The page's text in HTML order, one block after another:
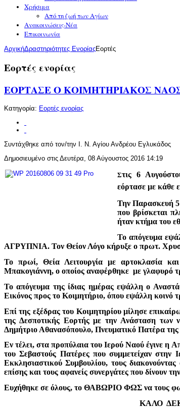
Χρήσιμα
Από τη ζωή των Αγίων
Ανακοινώσεις-Νέα
Επικοινωνία
ΑρχικήΔραστηριότητες ΕνορίαςΕορτές
Εορτές ενορίας
ΕΟΡΤΑΣΕ Ο ΚΟΙΜΗΤΗΡΙΑΚΟΣ
Κατηγορία: Εορτές ενορίας
Συντάχθηκε από τον/την Ι. Ν. Αγίου Ανδρέου Εγλυκάδος
Δημοσιευμένο στις Δευτέρα, 08 Αύγουστος 2016 14:19
Στις 6
εόρτασε με κάθε
Την Παρασκευή 5
που βρίσκεται
ήταν κτήμα του
Το απόγευμα
ΑΓΡΥΠΝΙΑ. Τον Θείον Λόγο κήρυξε ο πρωτ.
Το πρωί, Θεία Λειτουργία με αρτοκλασία
Μπακογιάννη, ο οποίος αναφέρθηκε με γλαφυρό
Το απόγευμα της ίδιας ημέρας εψάλλη ο
Εικόνος προς το Κοιμητήριο, όπου εψάλλη κοινό
Επί της εξέδρας του Κοιμητηρίου μίλησε
της Δεσποτικής Εορτής με την Ανάσταση των
Δημήτριο Αθανασόπουλο, Πνευματικό Πατέρα της
Εν τέλει, στα προπύλαια του Ιερού Ναού έγινε η
του Σεβαστούς Πατέρες που συμμετείχαν
Εκκλησιαστικού Συμβουλίου, τους
επίσης και τους αφανείς συνεργάτες που
Ευχήθηκε σε όλους, το ΘΑΒΩΡΙΟ ΦΩΣ να τους
ΚΑΛΟ